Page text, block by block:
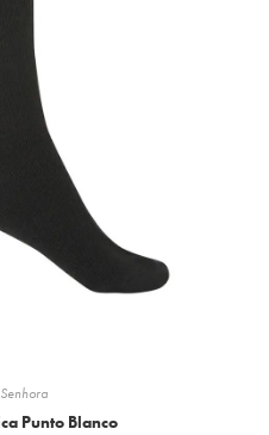
Senhora
Punto Blanco